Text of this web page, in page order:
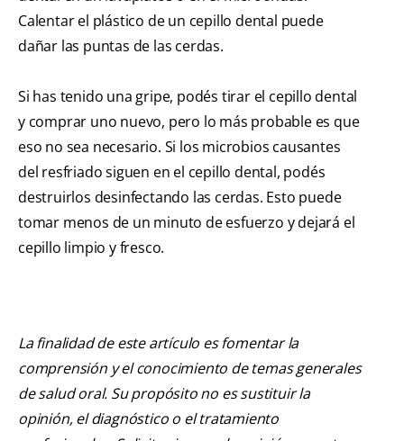
Calentar el plástico de un cepillo dental puede
dañar las puntas de las cerdas.
Si has tenido una gripe, podés tirar el cepillo dental
y comprar uno nuevo, pero lo más probable es que
eso no sea necesario. Si los microbios causantes
del resfriado siguen en el cepillo dental, podés
destruirlos desinfectando las cerdas. Esto puede
tomar menos de un minuto de esfuerzo y dejará el
cepillo limpio y fresco.
La finalidad de este artículo es fomentar la
comprensión y el conocimiento de temas generales
de salud oral. Su propósito no es sustituir la
opinión, el diagnóstico o el tratamiento